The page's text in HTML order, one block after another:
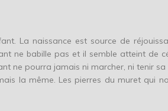
La naissance est source de
ne babille pas et il semble atteint de
ne pourra jamais ni marcher, ni tenir
la même. Les pierres du muret qui